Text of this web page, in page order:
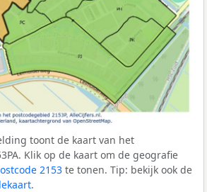
toont de kaart van het
Klik op de kaart om de geografie
2153 te tonen. Tip: bekijk ook de
.